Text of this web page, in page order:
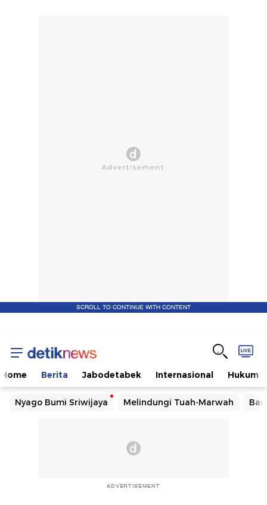
SCROLL TO CONTINUE WITH CONTENT
Home Berita Jabodetabek Internasional Hukum
Nyago Bumi Sriwijaya Melindungi Tuah-Marwah
ADVERTISEMENT